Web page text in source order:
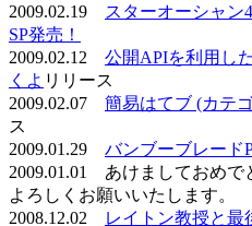
2009.02.19
スターオーシャン
SP発売！
2009.02.12 公開APIを利用し
くよ リリース
2009.02.07 簡易はてブ (カテ
ス
2009.01.29 バンブーブレー
2009.01.01 あけましておめで
よろしくお願いいたします。
2008.12.02
レイトン教授と最